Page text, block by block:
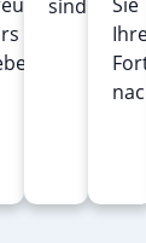
sind.